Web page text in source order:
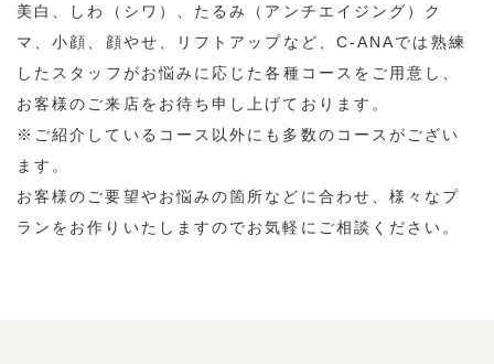
美白、しわ（シワ）、たるみ（アンチエイジング）ク
マ、小顔、顔やせ、リフトアップなど、C-ANAでは熟練
したスタッフがお悩みに応じた各種コースをご用意し、
お客様のご来店をお待ち申し上げております。
※ご紹介しているコース以外にも多数のコースがござい
ます。
お客様のご要望やお悩みの箇所などに合わせ、様々なプ
ランをお作りいたしますのでお気軽にご相談ください。